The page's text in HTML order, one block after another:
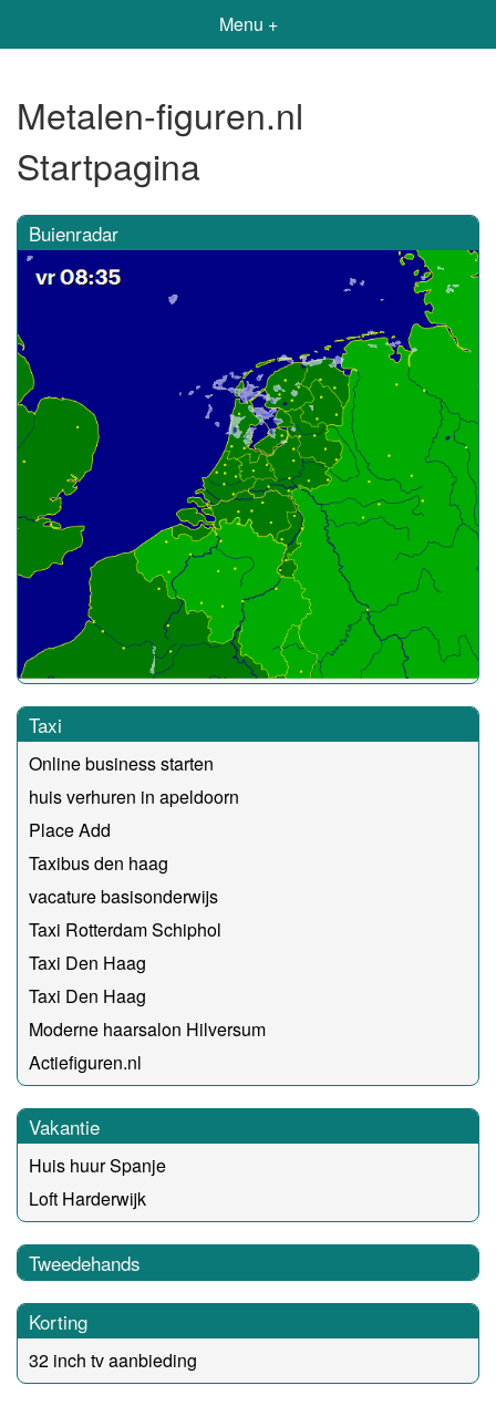
Menu +
Metalen-figuren.nl
Startpagina
Buienradar
Taxi
Online business starten
huis verhuren in apeldoorn
Place Add
Taxibus den haag
vacature basisonderwijs
Taxi Rotterdam Schiphol
Taxi Den Haag
Taxi Den Haag
Moderne haarsalon Hilversum
Actiefiguren.nl
Vakantie
Huis huur Spanje
Loft Harderwijk
Tweedehands
Korting
32 inch tv aanbieding